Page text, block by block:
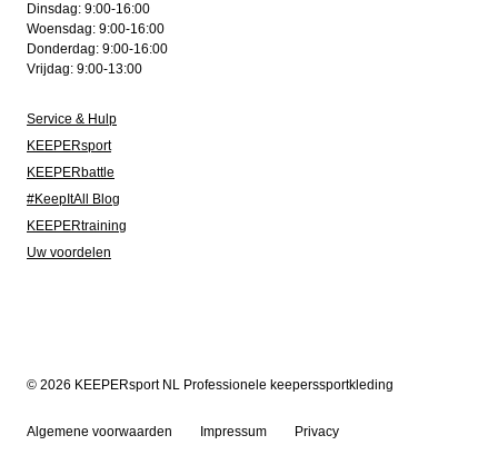
Dinsdag: 9:00-16:00
Woensdag: 9:00-16:00
Donderdag: 9:00-16:00
Vrijdag: 9:00-13:00
Service & Hulp
KEEPERsport
KEEPERbattle
#KeepItAll Blog
KEEPERtraining
Uw voordelen
© 2026 KEEPERsport NL Professionele keeperssportkleding
Algemene voorwaarden Impressum Privacy